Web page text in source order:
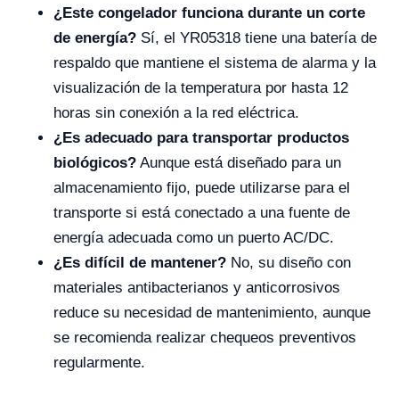
¿Este congelador funciona durante un corte
de energía? Sí, el YR05318 tiene una batería de
respaldo que mantiene el sistema de alarma y la
visualización de la temperatura por hasta 12
horas sin conexión a la red eléctrica.
¿Es adecuado para transportar productos
biológicos? Aunque está diseñado para un
almacenamiento fijo, puede utilizarse para el
transporte si está conectado a una fuente de
energía adecuada como un puerto AC/DC.
¿Es difícil de mantener? No, su diseño con
materiales antibacterianos y anticorrosivos
reduce su necesidad de mantenimiento, aunque
se recomienda realizar chequeos preventivos
regularmente.